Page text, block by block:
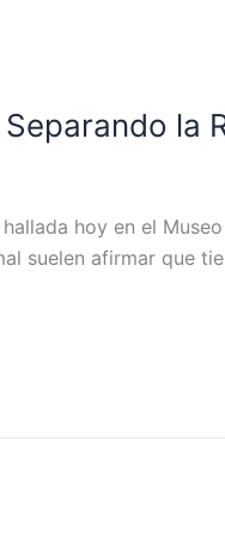
la
hoy en el
suelen afirmar que